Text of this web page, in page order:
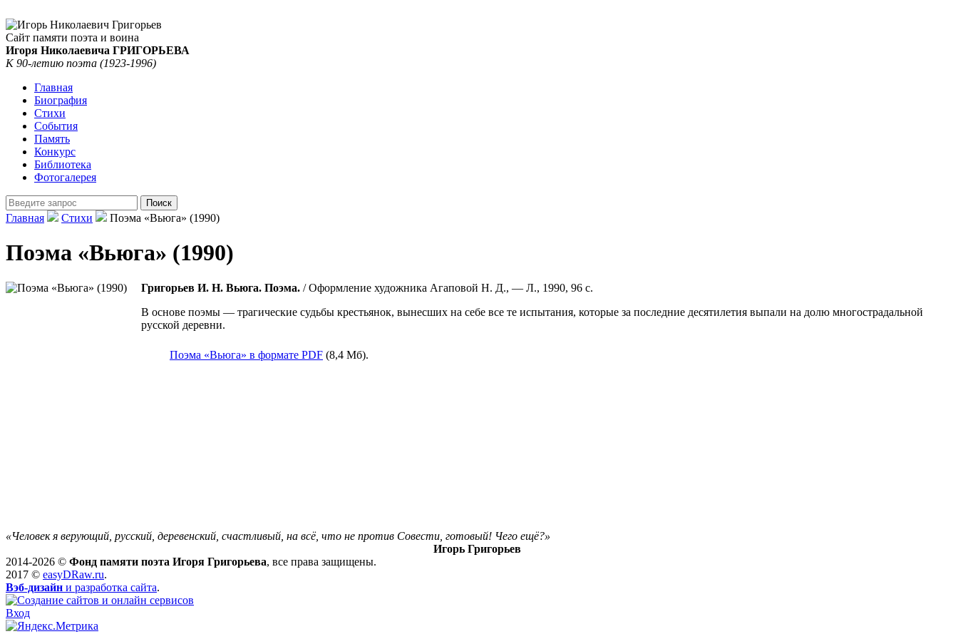
Сайт памяти поэта и воина
Игоря Николаевича ГРИГОРЬЕВА
К 90-летию поэта (1923-1996)
Главная
Биография
Стихи
События
Память
Конкурс
Библиотека
Фотогалерея
Главная Стихи Поэма «Вьюга» (1990)
Поэма «Вьюга» (1990)
Григорьев И. Н. Вьюга. Поэма. / Оформление художника Агаповой Н. Д., — Л., 1990, 96 с.
В основе поэмы — трагические судьбы крестьянок, вынесших на себе все те испытания, которые за последние десятилетия выпали на долю многострадальной
русской деревни.
Поэма «Вьюга» в формате PDF (8,4 Мб).
«Человек я верующий, русский, деревенский, счастливый, на всё, что не против Совести, готовый! Чего ещё?»
Игорь Григорьев
2014-2026 © Фонд памяти поэта Игоря Григорьева, все права защищены.
2017 © easyDRaw.ru.
Вэб-дизайн и разработка сайта.
Вход